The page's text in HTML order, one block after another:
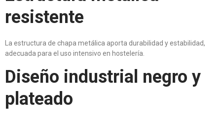
resistente
La estructura de chapa metálica aporta durabilidad y estabilidad,
adecuada para el uso intensivo en hostelería.
Diseño industrial negro y
plateado